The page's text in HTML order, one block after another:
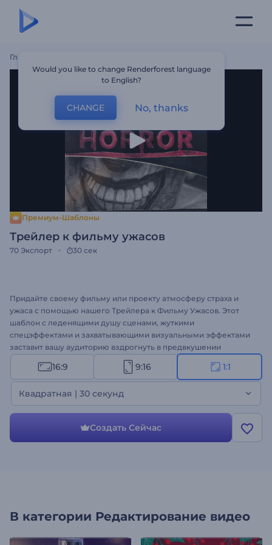
Главная
Премиум-Шаблоны
Трейлер к фильму ужасов
70 Экспорт 30 сек
Придайте своему фильму или проекту атмосферу страха и
ужаса с помощью нашего Трейлера к Фильму Ужасов. Этот
шаблон с леденящими душу сценами, жуткими
спецэффектами и захватывающими визуальными эффектами
заставит вашу аудиторию вздрогнуть в предвкушении
разгадки тайн, поджидающих в вашем шедевре ужасов.
Настроить шаблон не составит труда: загрузите медиафайлы,
напишите текст, внесите необходимые изменения и
дополните свой жуткий видеопроект фоновой музыкой или
даже закадровым голосом. Идеально подходит для фильмов
Хэллоуин, жутких заставок и т.д. Создавайте прямо сейчас!
16:9 9:16 1:1
Квадратная | 30 секунд
Создать Сейчас
В категории Редактирование видео
Would you like to change Renderforest language
to English?
CHANGE No, thanks